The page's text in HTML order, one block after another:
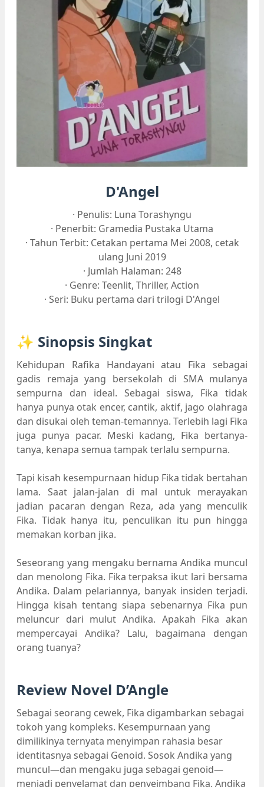
D'Angel
· Penulis: Luna Torashyngu
· Penerbit: Gramedia Pustaka Utama
· Tahun Terbit: Cetakan pertama Mei 2008, cetak
ulang Juni 2019
· Jumlah Halaman: 248
· Genre: Teenlit, Thriller, Action
· Seri: Buku pertama dari trilogi D'Angel
✨ Sinopsis Singkat
Kehidupan Rafika Handayani atau Fika sebagai
gadis remaja yang bersekolah di SMA mulanya
sempurna dan ideal. Sebagai siswa, Fika tidak
hanya punya otak encer, cantik, aktif, jago olahraga
dan disukai oleh teman-temannya. Terlebih lagi Fika
juga punya pacar. Meski kadang, Fika bertanya-
tanya, kenapa semua tampak terlalu sempurna.
Tapi kisah kesempurnaan hidup Fika tidak bertahan
lama. Saat jalan-jalan di mal untuk merayakan
jadian pacaran dengan Reza, ada yang menculik
Fika. Tidak hanya itu, penculikan itu pun hingga
memakan korban jika.
Seseorang yang mengaku bernama Andika muncul
dan menolong Fika. Fika terpaksa ikut lari bersama
Andika. Dalam pelariannya, banyak insiden terjadi.
Hingga kisah tentang siapa sebenarnya Fika pun
meluncur dari mulut Andika. Apakah Fika akan
mempercayai Andika? Lalu, bagaimana dengan
orang tuanya?
Review Novel D’Angle
Sebagai seorang cewek, Fika digambarkan sebagai
tokoh yang kompleks. Kesempurnaan yang
dimilikinya ternyata menyimpan rahasia besar
identitasnya sebagai Genoid. Sosok Andika yang
muncul—dan mengaku juga sebagai genoid—
menjadi penyelamat dan penyeimbang Fika. Andika